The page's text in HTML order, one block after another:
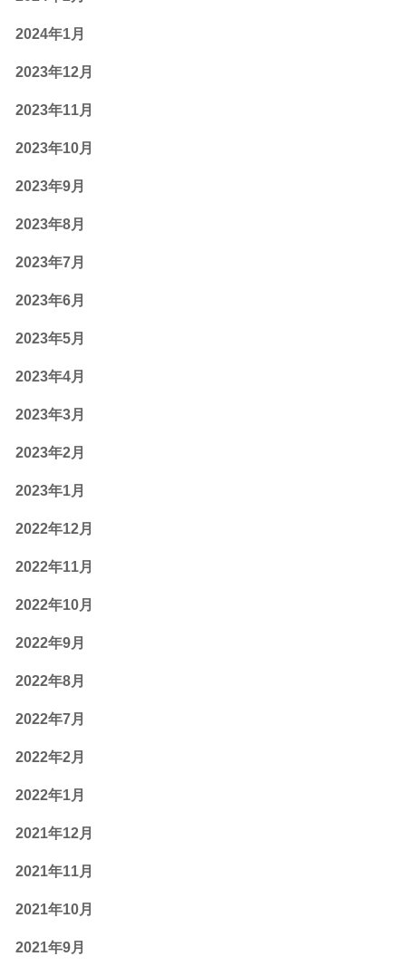
2024年1月
2023年12月
2023年11月
2023年10月
2023年9月
2023年8月
2023年7月
2023年6月
2023年5月
2023年4月
2023年3月
2023年2月
2023年1月
2022年12月
2022年11月
2022年10月
2022年9月
2022年8月
2022年7月
2022年2月
2022年1月
2021年12月
2021年11月
2021年10月
2021年9月